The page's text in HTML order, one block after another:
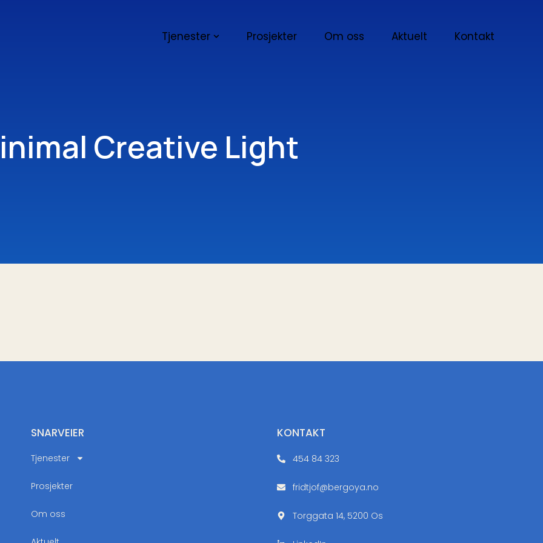
Tjenester Prosjekter Om oss Aktuelt Kontakt
Creative Light
SNARVEIER
Tjenester
Prosjekter
Om oss
KONTAKT
454 84 323
fridtjof@bergoya.no
Torggata 14, 5200 Os